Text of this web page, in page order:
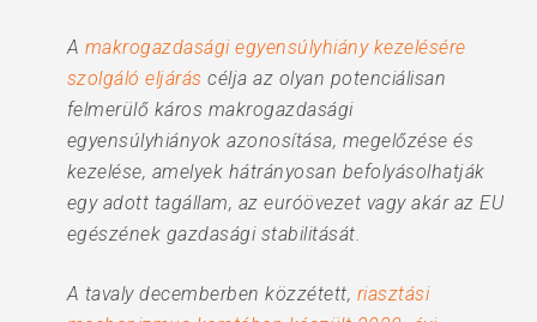
A makrogazdasági egyensúlyhiány kezelésére
szolgáló eljárás célja az olyan potenciálisan
felmerülő káros makrogazdasági
egyensúlyhiányok azonosítása, megelőzése és
kezelése, amelyek hátrányosan befolyásolhatják
egy adott tagállam, az euróövezet vagy akár az EU
egészének gazdasági stabilitását.
A tavaly decemberben közzétett, riasztási